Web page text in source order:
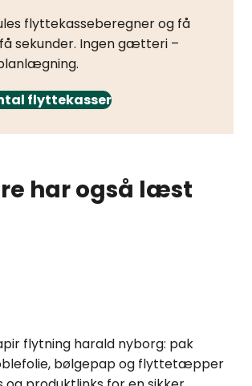
flyttekasseberegner og få
sekunder. Ingen gætteri –
flyttekasser
har også læst
flytning harald nyborg: pak
bølgepap og flyttetæpper